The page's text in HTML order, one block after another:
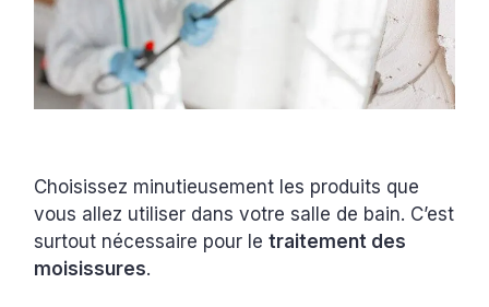
Choisissez minutieusement les produits que
vous allez utiliser dans votre salle de bain. C’est
surtout nécessaire pour letraitement des
moisissures.